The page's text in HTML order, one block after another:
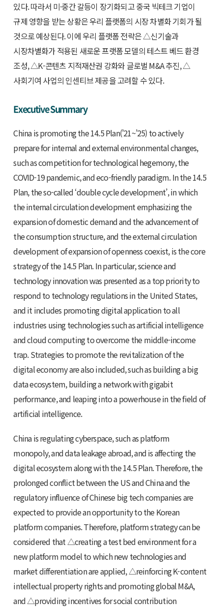
있다. 따라서 미·중간 갈등이 장기화되고 중국 빅테크 기업이
규제 영향을 받는 상황은 우리 플랫폼의 시장 차별화 기회가 될
것으로 예상된다. 이에 우리 플랫폼 전략은 △신기술과
시장차별화가 적용된 새로운 프랫폼 모델의 테스트 베드 환경
조성, △K-콘텐츠 지적재산권 강화와 글로벌 M&A 추진, △
사회기여 사업의 인센티브 제공을 고려할 수 있다.
Executive Summary
China is promoting the 14.5 Plan(’21~’25) to actively
prepare for internal and external environmental changes,
such as competition for technological hegemony, the
COVID-19 pandemic, and eco-friendly paradigm. In the 14.5
Plan, the so-called ‘double cycle development’, in which
the internal circulation development emphasizing the
expansion of domestic demand and the advancement of
the consumption structure, and the external circulation
development of expansion of openness coexist, is the core
strategy of the 14.5 Plan. In particular, science and
technology innovation was presented as a top priority to
respond to technology regulations in the United States,
and it includes promoting digital application to all
industries using technologies such as artificial intelligence
and cloud computing to overcome the middle-income
trap. Strategies to promote the revitalization of the
digital economy are also included, such as building a big
data ecosystem, building a network with gigabit
performance, and leaping into a powerhouse in the field of
artificial intelligence.
China is regulating cyberspace, such as platform
monopoly, and data leakage abroad, and is affecting the
digital ecosystem along with the 14.5 Plan. Therefore, the
prolonged conflict between the US and China and the
regulatory influence of Chinese big tech companies are
expected to provide an opportunity to the Korean
platform companies. Therefore, platform strategy can be
considered that △creating a test bed environment for a
new platform model to which new technologies and
market differentiation are applied, △reinforcing K-content
intellectual property rights and promoting global M&A,
and △providing incentives for social contribution